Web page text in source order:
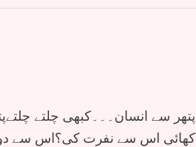
پتھر سے انسان۔۔۔کبھی چلتے
کھائی اس سے نفرت کی؟اس سے دور